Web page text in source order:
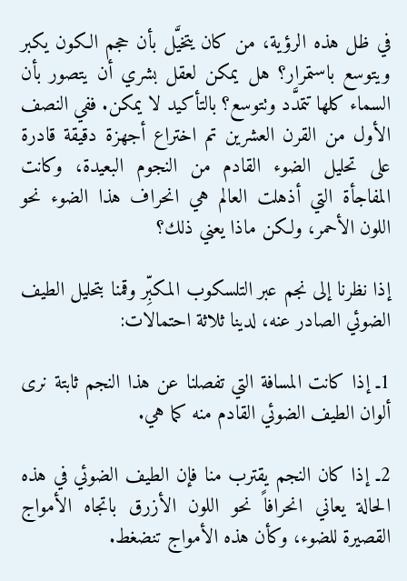
في ظل هذه الرؤية، من كان يتخيَّل بأن حجم الكون يكبر
ويتوسع باستمرار؟ هل يمكن لعقل بشري أن يتصور بأن
السماء كلها تتمدَّد وتتوسع؟ بالتأكيد لا يمكن. ففي النصف
الأول من القرن العشرين تم اختراع أجهزة دقيقة قادرة
على تحليل الضوء القادم من النجوم البعيدة، وكانت
المفاجأة التي أذهلت العالم هي انحراف هذا الضوء نحو
اللون الأحمر، ولكن ماذا يعني ذلك؟
إذا نظرنا إلى نجم عبر التلسكوب المكبِّر وقمنا بتحليل الطيف
الضوئي الصادر عنه، لدينا ثلاثة احتمالات:
1ـ إذا كانت المسافة التي تفصلنا عن هذا النجم ثابتة نرى
ألوان الطيف الضوئي القادم منه كما هي.
2ـ إذا كان النجم يقترب منا فإن الطيف الضوئي في هذه
الحالة يعاني انحرافاً نحو اللون الأزرق باتجاه الأمواج
القصيرة للضوء، وكأن هذه الأمواج تنضغط.